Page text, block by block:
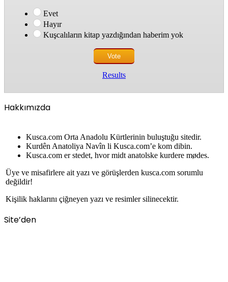
Evet
Hayır
Kuşcalıların kitap yazdığından haberim yok
Results
Hakkımızda
Kusca.com Orta Anadolu Kürtlerinin buluştuğu sitedir.
Kurdên Anatoliya Navîn li Kusca.com’e kom dibin.
Kusca.com er stedet, hvor midt anatolske kurdere mødes.
Üye ve misafirlere ait yazı ve görüşlerden kusca.com sorumlu
değildir!
Kişilik haklarını çiğneyen yazı ve resimler silinecektir.
Site’den